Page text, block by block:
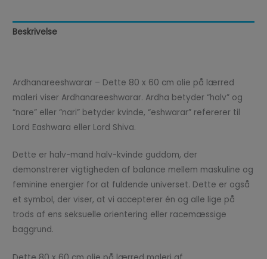
Beskrivelse
Ardhanareeshwarar – Dette 80 x 60 cm olie på lærred
maleri viser Ardhanareeshwarar. Ardha betyder “halv” og
“nare” eller “nari” betyder kvinde, “eshwarar” refererer til
Lord Eashwara eller Lord Shiva.
Dette er halv-mand halv-kvinde guddom, der
demonstrerer vigtigheden af balance mellem maskuline og
feminine energier for at fuldende universet. Dette er også
et symbol, der viser, at vi accepterer én og alle lige på
trods af ens seksuelle orientering eller racemæssige
baggrund.